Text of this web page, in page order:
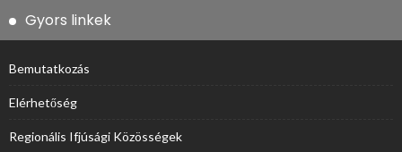
Gyors linkek
Bemutatkozás
Elérhetőség
Regionális Ifjúsági Közösségek